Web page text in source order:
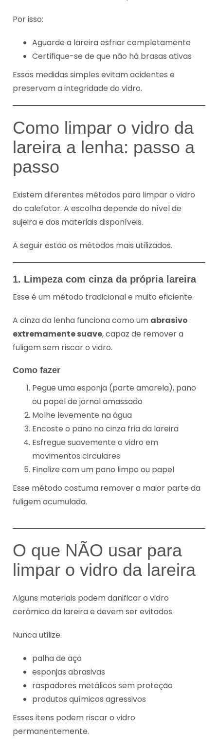
Por isso:
Aguarde a lareira esfriar completamente
Certifique-se de que não há brasas ativas
Essas medidas simples evitam acidentes e
preservam a integridade do vidro.
Como limpar o vidro da
lareira a lenha: passo a
passo
Existem diferentes métodos para limpar o vidro
do calefator. A escolha depende do nível de
sujeira e dos materiais disponíveis.
A seguir estão os métodos mais utilizados.
1. Limpeza com cinza da própria lareira
Esse é um método tradicional e muito eficiente.
A cinza da lenha funciona como um abrasivo
extremamente suave, capaz de remover a
fuligem sem riscar o vidro.
Como fazer
Pegue uma esponja (parte amarela), pano
ou papel de jornal amassado
Molhe levemente na água
Encoste o pano na cinza fria da lareira
Esfregue suavemente o vidro em
movimentos circulares
Finalize com um pano limpo ou papel
Esse método costuma remover a maior parte da
fuligem acumulada.
O que NÃO usar para
limpar o vidro da lareira
Alguns materiais podem danificar o vidro
cerâmico da lareira e devem ser evitados.
Nunca utilize:
palha de aço
esponjas abrasivas
raspadores metálicos sem proteção
produtos químicos agressivos
Esses itens podem riscar o vidro
permanentemente.